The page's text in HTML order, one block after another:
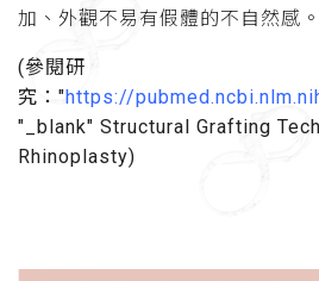
加、外觀不易有假體的不自然感。
(參閱研
究："https://
"_blank" Structural Grafting
Rhinoplasty)